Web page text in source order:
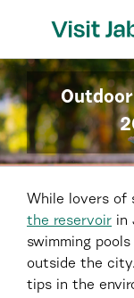
While lovers of
the reservoir in
swimming
outside the
tips in the